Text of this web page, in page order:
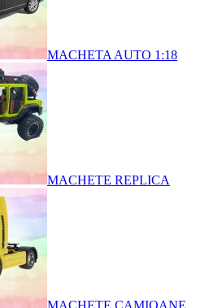
MACHETA AUTO 1:18
MACHETE REPLICA
MACHETE CAMIOANE